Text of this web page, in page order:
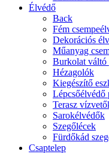
Élvédő
Back
Fém
Dekorációs
Műanyag
Burkolat
Hézagolók
Kiegészítő
Terasz
Sarokélvédők
Szegőlécek
Fürdőkád
Csaptelep